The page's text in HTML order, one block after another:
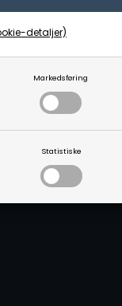
Markedsføring
Statistiske
detaljer)
vi deg